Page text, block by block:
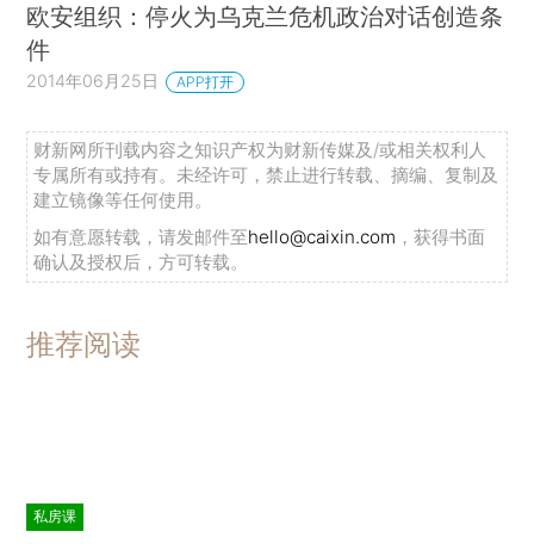
欧安组织：停火为乌克兰危机政治对话创造条
件
2014年06月25日 APP打开
财新网所刊载内容之知识产权为财新传媒及/或相关权利人
专属所有或持有。未经许可，禁止进行转载、摘编、复制及
建立镜像等任何使用。
如有意愿转载，请发邮件至hello@caixin.com ，获得书面
确认及授权后，方可转载。
推荐阅读
私房课